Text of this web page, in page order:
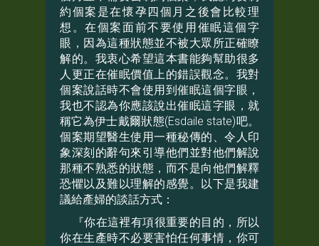
約個案是在懷孕四個月之後會比較理
想。在個案面前不要使用催眠這個字
眼，因為這種狀態並不被大眾所正確瞭
解的。我衷心希望這本書能夠幫助很多
人更正在催眠價值上的錯誤觀念。我對
個案說話時不會使用到催眠這個字眼，
我也不認為你應該說出催眠這字眼，就
稱它為伊士戴爾狀態(Esdaile state)吧。
個案期望醫生使用一種秘傳的、令人印
象深刻的辭句來引導他們並對他們解說
那種不熟悉的狀態，而不是向他們解釋
恐懼以及難以理解的感覺。以下是我建
議給產婦的談話方式：
『你在這裡有項很重要的目的，所以
你在生產時不必要害怕任何事情，你可